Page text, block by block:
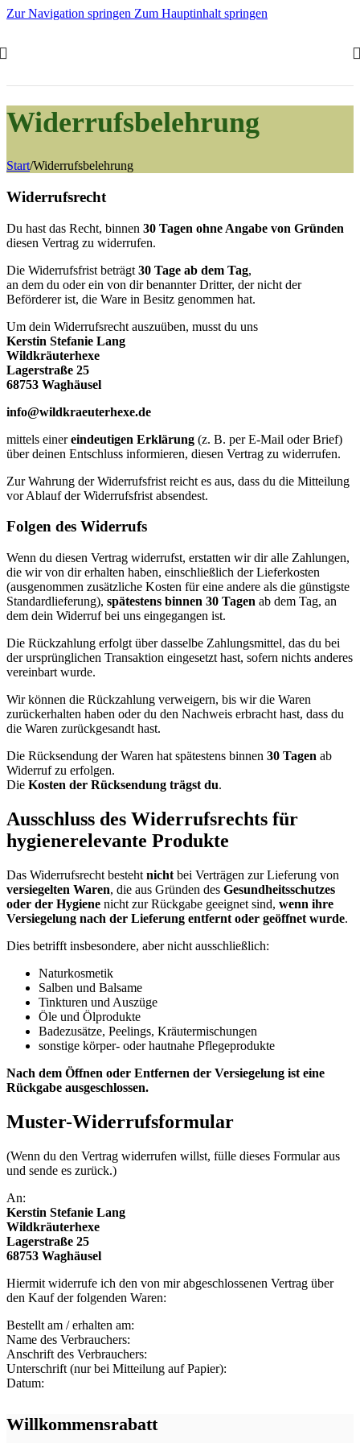
Zur Navigation springen Zum Hauptinhalt springen
Widerrufsbelehrung
Start/Widerrufsbelehrung
Widerrufsrecht
Du hast das Recht, binnen 30 Tagen ohne Angabe von Gründen
diesen Vertrag zu widerrufen.
Die Widerrufsfrist beträgt 30 Tage ab dem Tag,
an dem du oder ein von dir benannter Dritter, der nicht der
Beförderer ist, die Ware in Besitz genommen hat.
Um dein Widerrufsrecht auszuüben, musst du uns
Kerstin Stefanie Lang
Wildkräuterhexe
Lagerstraße 25
68753 Waghäusel
info@wildkraeuterhexe.de
mittels einereindeutigen Erklärung (z. B. per E-Mail oder Brief)
über deinen Entschluss informieren, diesen Vertrag zu widerrufen.
Zur Wahrung der Widerrufsfrist reicht es aus, dass du die Mitteilung
vor Ablauf der Widerrufsfrist absendest.
Folgen des Widerrufs
Wenn du diesen Vertrag widerrufst, erstatten wir dir alle Zahlungen,
die wir von dir erhalten haben, einschließlich der Lieferkosten
(ausgenommen zusätzliche Kosten für eine andere als die günstigste
Standardlieferung), spätestens binnen 30 Tagen ab dem Tag, an
dem dein Widerruf bei uns eingegangen ist.
Die Rückzahlung erfolgt über dasselbe Zahlungsmittel, das du bei
der ursprünglichen Transaktion eingesetzt hast, sofern nichts anderes
vereinbart wurde.
Wir können die Rückzahlung verweigern, bis wir die Waren
zurückerhalten haben oder du den Nachweis erbracht hast, dass du
die Waren zurückgesandt hast.
Die Rücksendung der Waren hat spätestens binnen 30 Tagen ab
Widerruf zu erfolgen.
Die Kosten der Rücksendung trägst du.
Ausschluss des Widerrufsrechts für
hygienerelevante Produkte
Das Widerrufsrecht besteht nicht bei Verträgen zur Lieferung von
versiegelten Waren, die aus Gründen des Gesundheitsschutzes
oder der Hygiene nicht zur Rückgabe geeignet sind, wenn ihre
Versiegelung nach der Lieferung entfernt oder geöffnet wurde.
Dies betrifft insbesondere, aber nicht ausschließlich:
Naturkosmetik
Salben und Balsame
Tinkturen und Auszüge
Öle und Ölprodukte
Badezusätze, Peelings, Kräutermischungen
sonstige körper- oder hautnahe Pflegeprodukte
Nach dem Öffnen oder Entfernen der Versiegelung ist eine
Rückgabe ausgeschlossen.
Muster-Widerrufsformular
(Wenn du den Vertrag widerrufen willst, fülle dieses Formular aus
und sende es zurück.)
An:
Kerstin Stefanie Lang
Wildkräuterhexe
Lagerstraße 25
68753 Waghäusel
Hiermit widerrufe ich den von mir abgeschlossenen Vertrag über
den Kauf der folgenden Waren:
Bestellt am / erhalten am:
Name des Verbrauchers:
Anschrift des Verbrauchers:
Unterschrift (nur bei Mitteilung auf Papier):
Datum:
Willkommensrabatt